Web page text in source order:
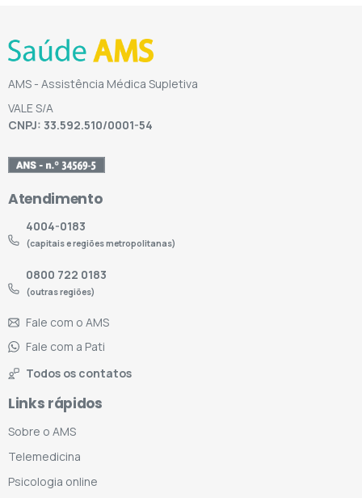
AMS - Assistência Médica Supletiva
VALE S/A
CNPJ: 33.592.510/0001-54
Atendimento
4004-0183
(capitais e regiões metropolitanas)
0800 722 0183
(outras regiões)
Fale com o AMS
Fale com a Pati
Todos os contatos
Links rápidos
Sobre o AMS
Telemedicina
Psicologia online